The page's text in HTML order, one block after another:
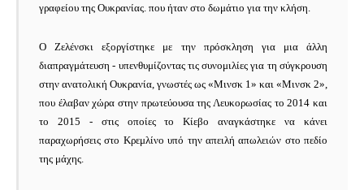
γραφείου της Ουκρανίας. που ήταν στο δωμάτιο για την κλήση.
Ο Ζελένσκι εξοργίστηκε με την πρόσκληση για μια άλλη
διαπραγμάτευση - υπενθυμίζοντας τις συνομιλίες για τη σύγκρουση
στην ανατολική Ουκρανία, γνωστές ως «Μινσκ 1» και «Μινσκ 2»,
που έλαβαν χώρα στην πρωτεύουσα της Λευκορωσίας το 2014 και
το 2015 - στις οποίες το Κίεβο αναγκάστηκε να κάνει
παραχωρήσεις στο Κρεμλίνο υπό την απειλή απωλειών στο πεδίο
της μάχης.